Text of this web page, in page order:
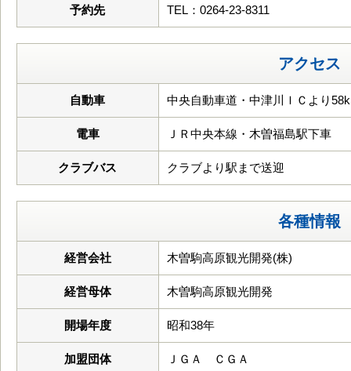
予約先 TEL：0264-23-8311
アクセス
自動車 中央自動車道・中津川ＩＣより
電車 ＪＲ中央本線・木曽福島駅下車
クラブバス クラブより駅まで送迎
各種情報
経営会社 木曽駒高原観光開発(株)
経営母体 木曽駒高原観光開発
開場年度 昭和38年
加盟団体 ＪＧＡ ＣＧＡ